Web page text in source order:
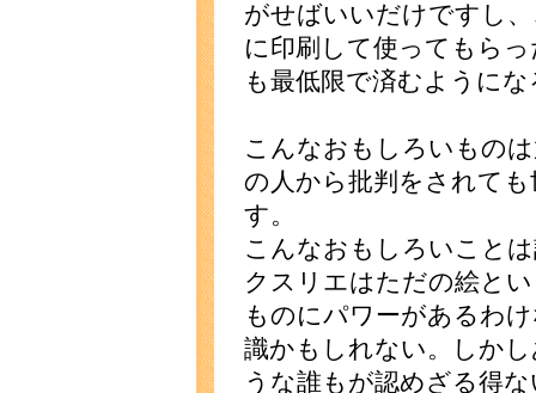
がせばいいだけですし
に印刷して使ってもら
も最低限で済むように
こんなおもしろいもの
の人から批判をされて
す。
こんなおもしろいこと
クスリエはただの絵と
ものにパワーがあるわ
識かもしれない。しか
うな誰もが認めざる得